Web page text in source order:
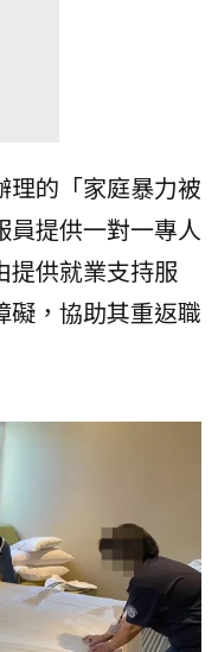
理的「家庭暴力被
員提供一對一專人
提供就業支持服
礙，協助其重返職